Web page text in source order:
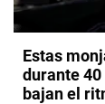
Estas
durante 40
bajan el